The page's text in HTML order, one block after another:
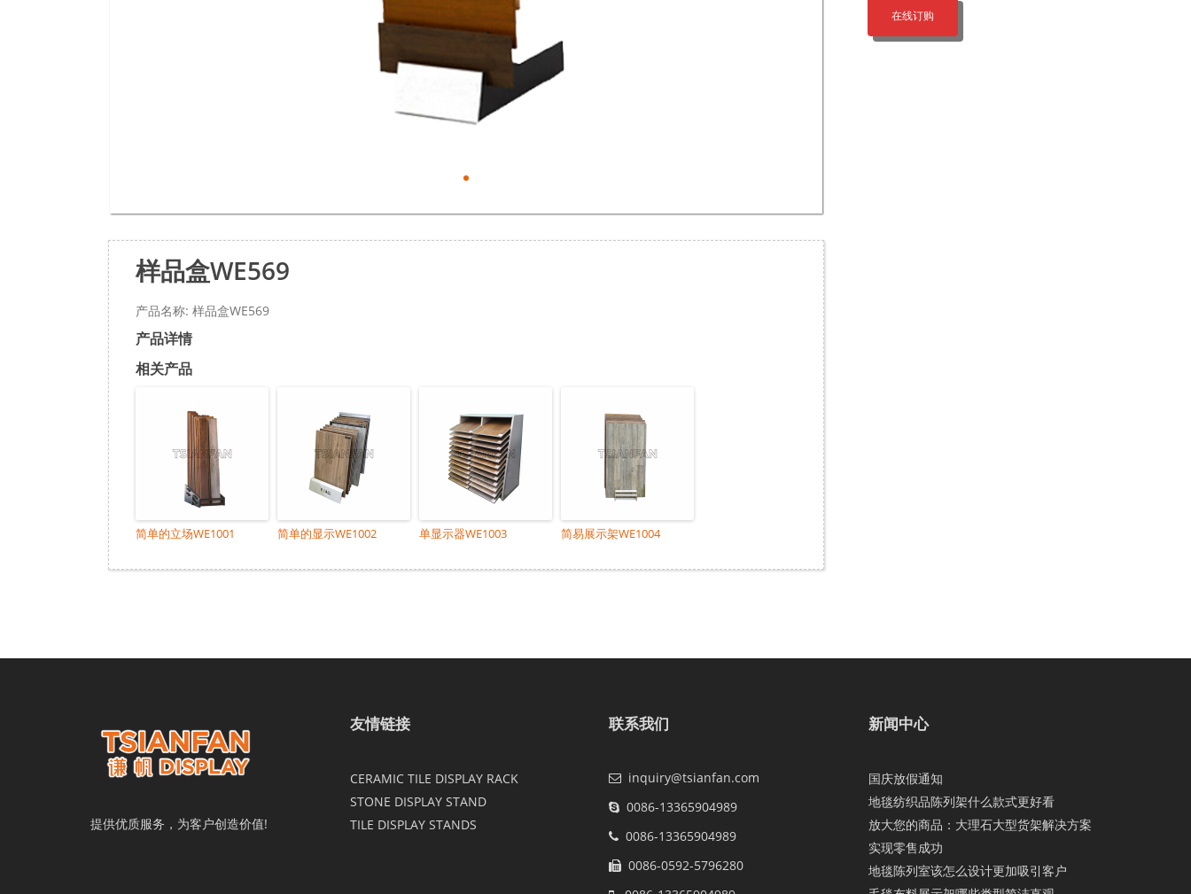
样品盒WE569
产品名称: 样品盒WE569
产品详情
相关产品
简单的立场WE1001 简单的显示WE1002 单显示器WE1003 简易展示架WE1004
在线订购
提供优质服务，为客户创造价值!
友情链接
CERAMIC TILE DISPLAY RACK
STONE DISPLAY STAND
TILE DISPLAY STANDS
联系我们
inquiry@tsianfan.com
0086-13365904989
0086-13365904989
0086-0592-5796280
新闻中心
国庆放假通知
地毯纺织品陈列架什么款式更好看
放大您的商品：大理石大型货架解决方案
实现零售成功
地毯陈列室该怎么设计更加吸引客户